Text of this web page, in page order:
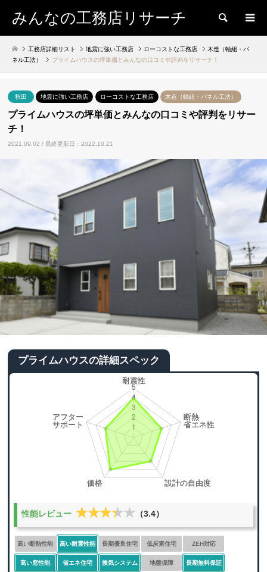
みんなの工務店リサーチ 検索
工務店詳細リスト 地震に強い工務店 ローコストな工務店
木造（軸組・パ
ネル工法）
プライムハウスの坪単価とみんなの口コミや評判をリサーチ！
秋田 地震に強い工務店 ローコストな工務店 木造（軸組・パネル工法）
プライムハウスの坪単価とみんなの口コミや評判をリサー
チ！
2021.09.02 / 最終更新日：2022.10.21
プライムハウスの詳細スペック
性能レビュー ★★★★★
★★★★★ （3.4）
高い断熱性能 高い耐震性能 長期優良住宅 低炭素住宅 ZEH対応
高い窓性能 省エネ住宅 換気システム 地盤保障 長期無料保証